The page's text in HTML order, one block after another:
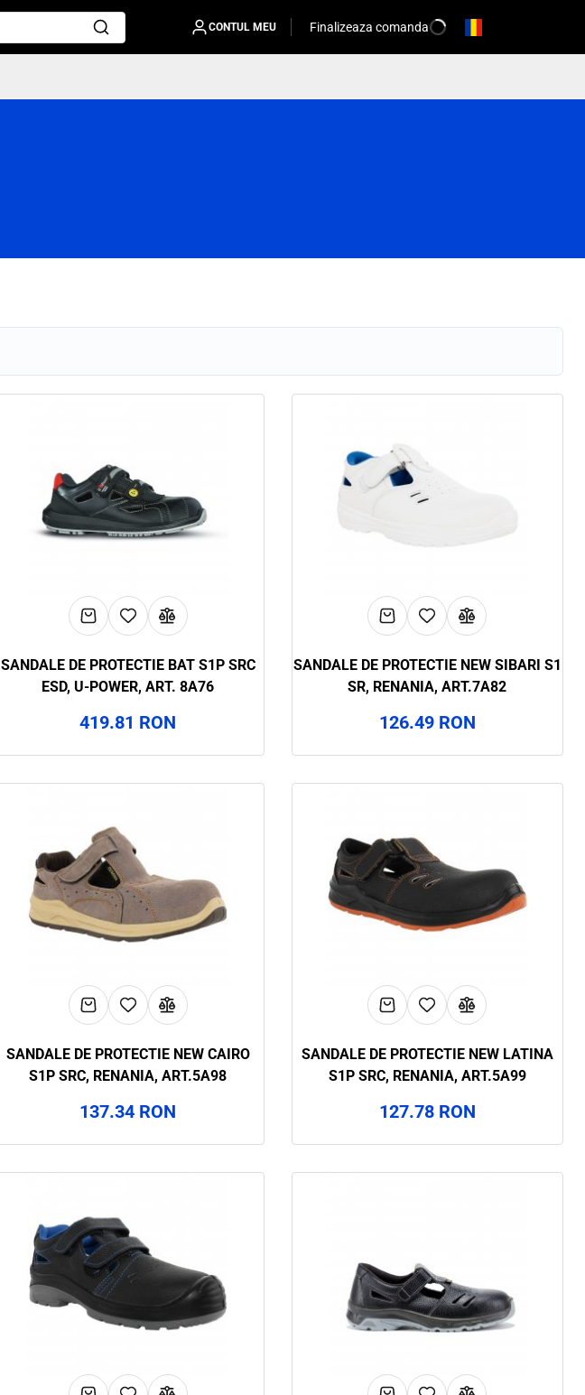
CONTUL MEU Finalizeaza comanda
SANDALE DE PROTECTIE BAT S1P SRC
ESD, U-POWER, ART. 8A76
419.81 RON
SANDALE DE PROTECTIE NEW SIBARI S1
SR, RENANIA, ART.7A82
126.49 RON
SANDALE DE PROTECTIE NEW CAIRO
S1P SRC, RENANIA, ART.5A98
137.34 RON
SANDALE DE PROTECTIE NEW LATINA
S1P SRC, RENANIA, ART.5A99
127.78 RON